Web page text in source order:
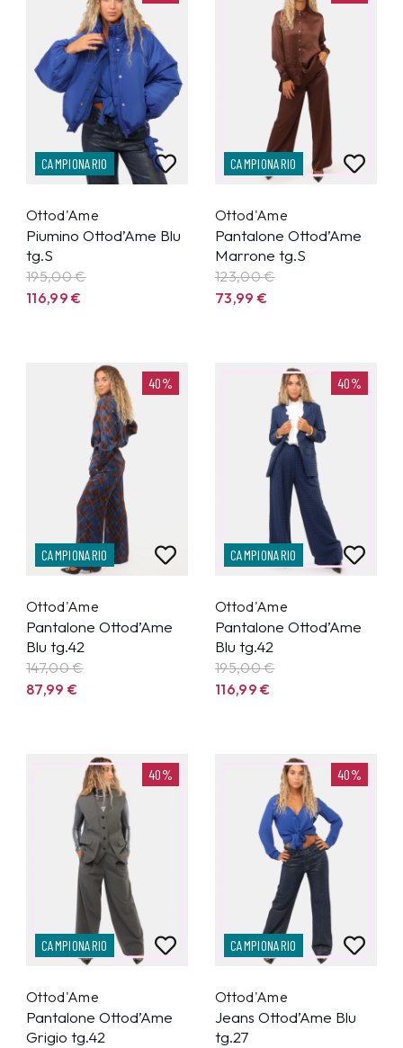
CAMPIONARIO
Ottod'Ame
Piumino Ottod’Ame Blu
tg.S
195,00 €
116,99€
CAMPIONARIO
Ottod'Ame
Pantalone Ottod’Ame
Marrone tg.S
123,00 €
73,99€
40%
CAMPIONARIO
Ottod'Ame
Pantalone Ottod’Ame
Blu tg.42
147,00 €
87,99€
40%
CAMPIONARIO
Ottod'Ame
Pantalone Ottod’Ame
Blu tg.42
195,00 €
116,99€
40%
CAMPIONARIO
Ottod'Ame
Pantalone Ottod’Ame
Grigio tg.42
40%
CAMPIONARIO
Ottod'Ame
Jeans Ottod’Ame Blu
tg.27